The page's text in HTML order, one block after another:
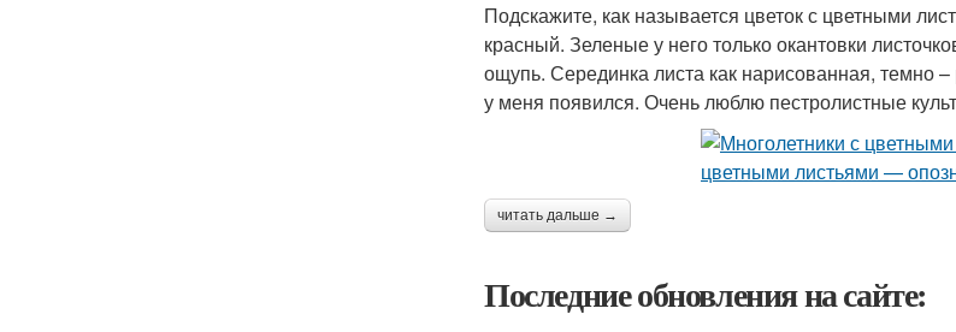
Подскажите, как называется цветок с цветными
красный. Зеленые у него только окантовки
ощупь. Серединка листа как нарисованная, темно
у меня появился. Очень люблю пестролистные
читать дальше →
Последние обновления на сайте: